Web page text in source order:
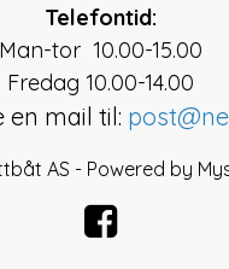
Telefontid:
Man-tor 10.00-15.00
Fredag 10.00-14.00
en mail til:
AS - Powered by